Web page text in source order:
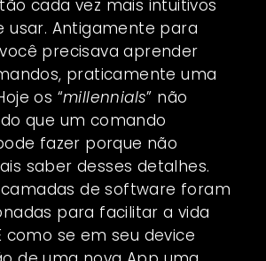
cada vez mais intuitivos
usar. Antigamente para
precisava aprender
praticamente uma
os “millennials” não
que um comando
fazer porque não
saber desses detalhes.
de software foram
para facilitar a vida
como se em seu device